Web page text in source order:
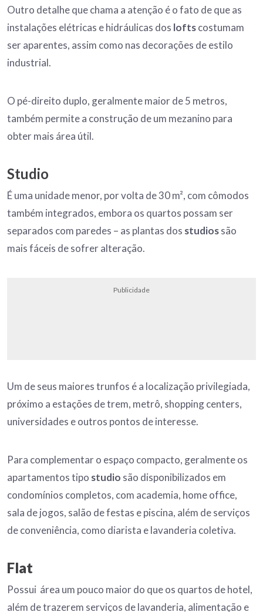
Outro detalhe que chama a atenção é o fato de que as
instalações elétricas e hidráulicas dos loftscostumam
ser aparentes, assim como nas decorações de estilo
industrial.
O pé-direito duplo, geralmente maior de 5 metros,
também permite a construção de um mezanino para
obter mais área útil.
Studio
É uma unidade menor, por volta de 30 m², com cômodos
também integrados, embora os quartos possam ser
separados com paredes – as plantas dos studiossão
mais fáceis de sofrer alteração.
Publicidade
Um de seus maiores trunfos é a localização privilegiada,
próximo a estações de trem, metrô, shopping centers,
universidades e outros pontos de interesse.
Para complementar o espaço compacto, geralmente os
apartamentos tipo studio são disponibilizados em
condomínios completos, com academia, home office,
sala de jogos, salão de festas e piscina, além de serviços
de conveniência, como diarista e lavanderia coletiva.
Flat
Possui área um pouco maior do que os quartos de hotel,
além de trazerem serviços de lavanderia, alimentação e